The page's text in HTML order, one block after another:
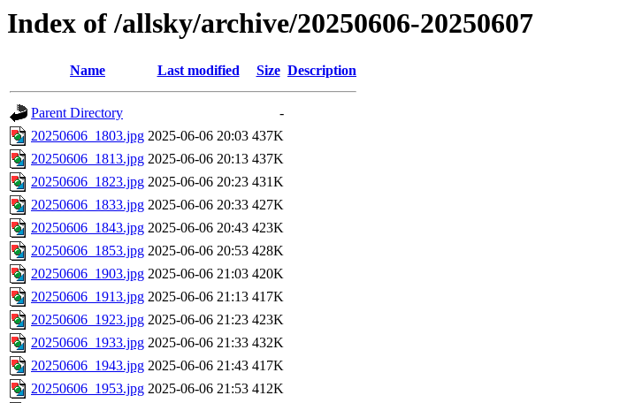
Index of /allsky/archive/20250606-20250607
Name Last modified Size Description
Parent Directory
-
20250606_1803.jpg 2025-06-06 20:03 437K
20250606_1813.jpg 2025-06-06 20:13 437K
20250606_1823.jpg 2025-06-06 20:23 431K
20250606_1833.jpg 2025-06-06 20:33 427K
20250606_1843.jpg 2025-06-06 20:43 423K
20250606_1853.jpg 2025-06-06 20:53 428K
20250606_1903.jpg 2025-06-06 21:03 420K
20250606_1913.jpg 2025-06-06 21:13 417K
20250606_1923.jpg 2025-06-06 21:23 423K
20250606_1933.jpg 2025-06-06 21:33 432K
20250606_1943.jpg 2025-06-06 21:43 417K
20250606_1953.jpg 2025-06-06 21:53 412K